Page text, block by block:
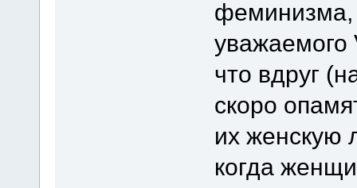
феминизма,
что вдруг
скоро
их женскую
когда